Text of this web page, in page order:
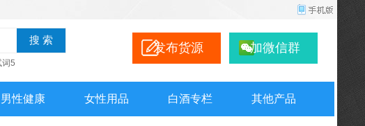
搜 索
词5
发布货源 加微信群
男性健康 女性用品 白酒专栏 其他产品